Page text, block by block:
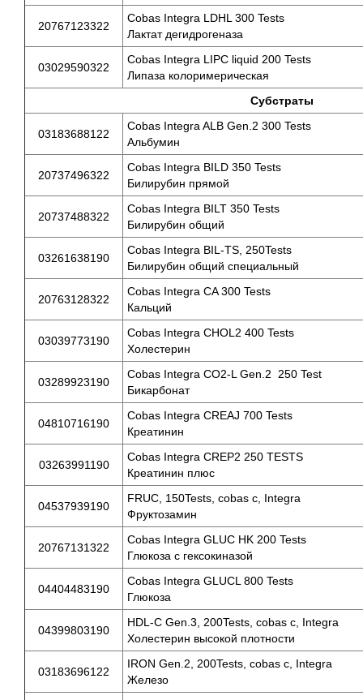
20767123322
Cobas Integra LDHL 300 Tests
Лактат дегидрогеназа
03029590322
Cobas Integra LIPC liquid 200 Tests
Липаза колоримерическая
Субстраты
03183688122
Cobas Integra ALB Gen.2 300
Альбумин
20737496322
Cobas Integra BILD 350 Tests
Билирубин прямой
20737488322
Cobas Integra BILT 350 Tests
Билирубин общий
03261638190
Cobas Integra BIL-TS, 250Tests
Билирубин общий специальный
20763128322
Cobas Integra CA 300 Tests
Кальций
03039773190
Cobas Integra CHOL2 400 Tests
Холестерин
03289923190
Cobas Integra CO2-L Gen.2 250 Test
Бикарбонат
04810716190
Cobas Integra CREAJ 700 Tests
Креатинин
03263991190
Cobas Integra CREP2 250 TESTS
Креатинин плюс
04537939190
FRUC, 150Tests, cobas c, Integra
Фруктозамин
20767131322
Cobas Integra GLUC HK 200 Tests
Глюкоза с гексокиназой
04404483190
Cobas Integra GLUCL 800 Tests
Глюкоза
04399803190
HDL-C Gen.3, 200Tests, cobas c, Integra
Холестерин высокой плотности
03183696122
IRON Gen.2, 200Tests, cobas c, Integra
Железо